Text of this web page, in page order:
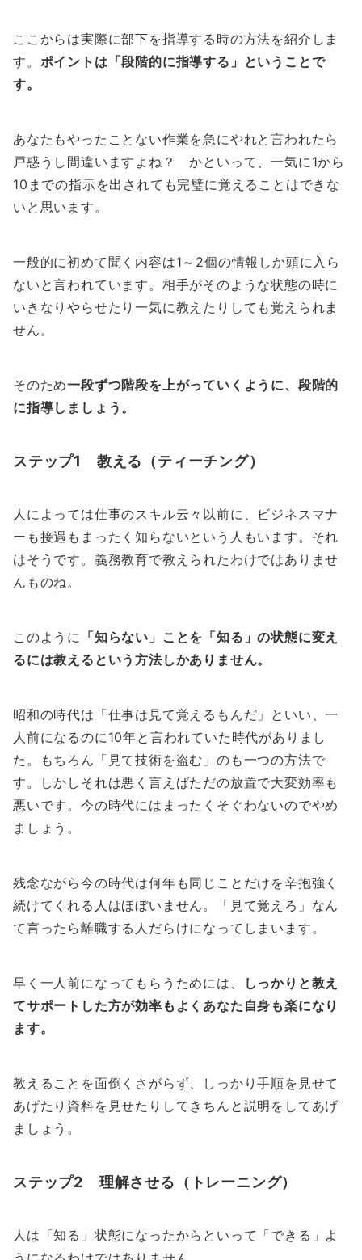
ここからは実際に部下を指導する時の方法を紹介しま
す。 ポイントは「段階的に指導する」ということで
す。
あなたもやったことない作業を急にやれと言われたら
戸惑うし間違いますよね？ かといって、一気に1から
10までの指示を出されても完璧に覚えることはできな
いと思います。
一般的に初めて聞く内容は1～2個の情報しか頭に入ら
ないと言われています。相手がそのような状態の時に
いきなりやらせたり一気に教えたりしても覚えられま
せん。
そのため一段ずつ階段を上がっていくように、段階的
に指導しましょう。
ステップ1 教える（ティーチング）
人によっては仕事のスキル云々以前に、ビジネスマナ
ーも接遇もまったく知らないという人もいます。それ
はそうです。義務教育で教えられたわけではありませ
んものね。
このように 「知らない」ことを「知る」の状態に変え
るには教えるという方法しかありません。
昭和の時代は「仕事は見て覚えるもんだ」といい、一
人前になるのに10年と言われていた時代がありまし
た。もちろん「見て技術を盗む」のも一つの方法で
す。しかしそれは悪く言えばただの放置で大変効率も
悪いです。今の時代にはまったくそぐわないのでやめ
ましょう。
残念ながら今の時代は何年も同じことだけを辛抱強く
続けてくれる人はほぼいません。「見て覚えろ」なん
て言ったら離職する人だらけになってしまいます。
早く一人前になってもらうためには、
しっかりと教え
てサポートした方が効率もよくあなた自身も楽になり
ます。
教えることを面倒くさがらず、しっかり手順を見せて
あげたり資料を見せたりしてきちんと説明をしてあげ
ましょう。
ステップ2 理解させる（トレーニング）
人は「知る」状態になったからといって「できる」よ